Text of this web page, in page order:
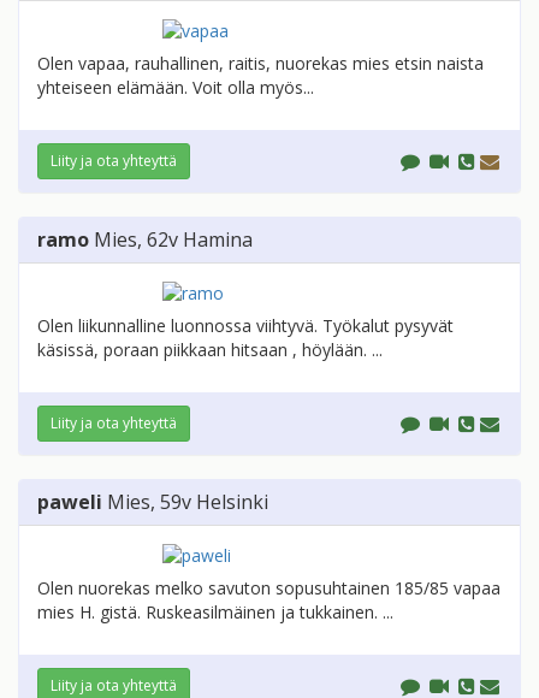
Olen vapaa, rauhallinen, raitis, nuorekas mies etsin naista
yhteiseen elämään. Voit olla myös...
Liity ja ota yhteyttä
ramo Mies, 62v Hamina
Olen liikunnalline luonnossa viihtyvä. Työkalut pysyvät
käsissä, poraan piikkaan hitsaan , höylään. ...
Liity ja ota yhteyttä
paweli Mies, 59v Helsinki
Olen nuorekas melko savuton sopusuhtainen 185/85 vapaa
mies H. gistä. Ruskeasilmäinen ja tukkainen. ...
Liity ja ota yhteyttä